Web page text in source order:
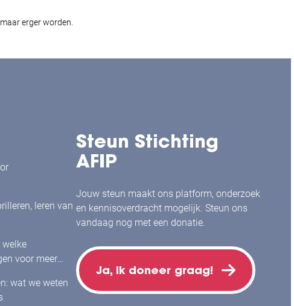
erger worden.
leren van
welke
voor meer
wat we weten
Steun Stichting
AFIP
Jouw steun maakt ons platform, onderzoek
en kennisoverdracht mogelijk. Steun ons
vandaag nog met een donatie.
Ja, ik doneer graag!